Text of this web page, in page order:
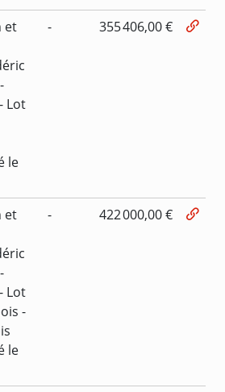
et
Lot
le
- 355 406,00 €
et
Lot
-
le
- 422 000,00 €